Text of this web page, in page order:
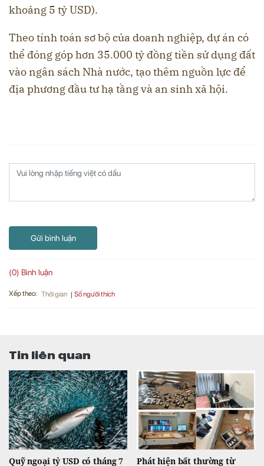
khoảng 5 tỷ USD).
Theo tính toán sơ bộ của doanh nghiệp, dự án có
thể đóng góp hơn 35.000 tỷ đồng tiền sử dụng đất
vào ngân sách Nhà nước, tạo thêm nguồn lực để
địa phương đầu tư hạ tầng và an sinh xã hội.
Gửi bình luận
(0) Bình luận
Xếp theo: Thời gian Số người thích
Tin liên quan
Quỹ ngoại tỷ USD có tháng 7 Phát hiện bất thường từ